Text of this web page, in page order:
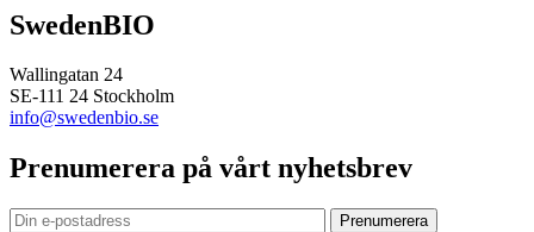
SwedenBIO
Wallingatan 24
SE-111 24 Stockholm
info@swedenbio.se
Prenumerera på vårt nyhetsbrev
Prenumerera